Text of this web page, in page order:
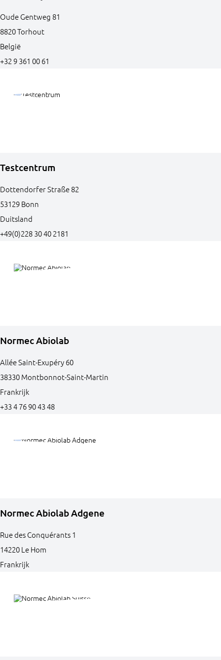
Oude Gentweg 81
8820Torhout
België
+32 9 361 00 61
Testcentrum
Dottendorfer Straße82
53129Bonn
Duitsland
+49(0)228 30 40 2181
Normec Abiolab
Allée Saint-Exupéry60
38330Montbonnot-Saint-Martin
Frankrijk
+33 4 76 90 43 48
Normec Abiolab Adgene
Rue des Conquérants1
14220Le Hom
Frankrijk